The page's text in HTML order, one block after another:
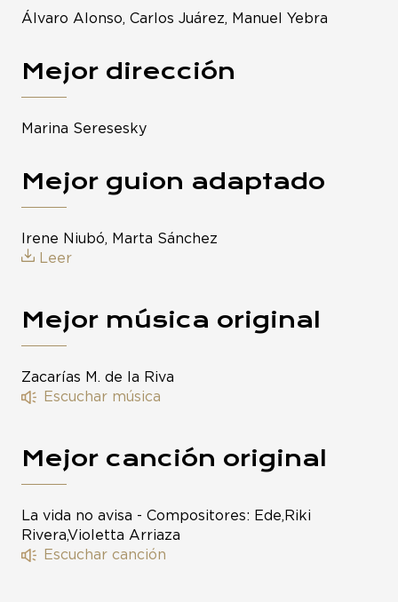
Álvaro Alonso, Carlos Juárez, Manuel Yebra
Mejor dirección
Marina Seresesky
Mejor guion adaptado
Irene Niubó, Marta Sánchez
Leer
Mejor música original
Zacarías M. de la Riva
Escuchar música
Mejor canción original
La vida no avisa - Compositores: Ede,Riki
Rivera,Violetta Arriaza
Escuchar canción